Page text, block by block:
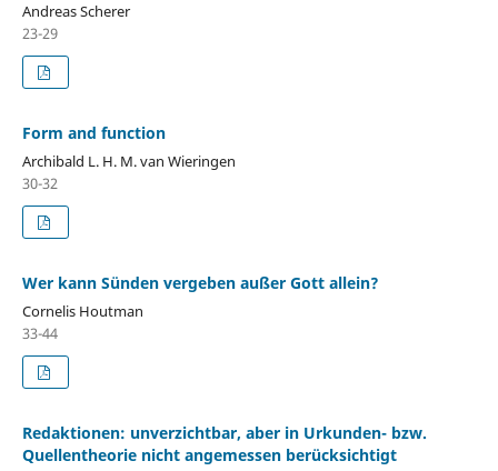
Andreas Scherer
23-29
Form and function
Archibald L. H. M. van Wieringen
30-32
Wer kann Sünden vergeben außer Gott allein?
Cornelis Houtman
33-44
Redaktionen: unverzichtbar, aber in Urkunden- bzw.
Quellentheorie nicht angemessen berücksichtigt